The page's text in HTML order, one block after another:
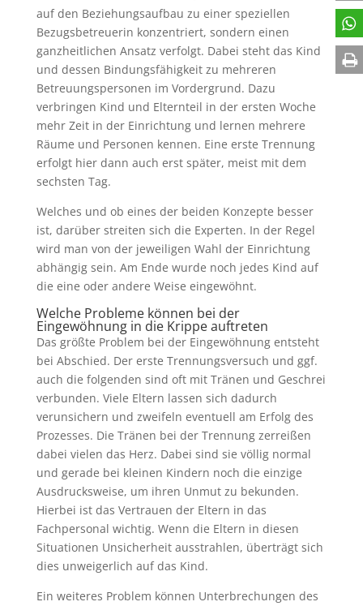
auf den Beziehungsaufbau zu einer speziellen
Bezugsbetreuerin konzentriert, sondern einen
ganzheitlichen Ansatz verfolgt. Dabei steht das Kind
und dessen Bindungsfähigkeit zu mehreren
Betreuungspersonen im Vordergrund. Dazu
verbringen Kind und Elternteil in der ersten Woche
mehr Zeit in der Einrichtung und lernen mehrere
Räume und Personen kennen. Eine erste Trennung
erfolgt hier dann auch erst später, meist mit dem
sechsten Tag.
Welches und ob eines der beiden Konzepte besser
ist, darüber streiten sich die Experten. In der Regel
wird man von der jeweiligen Wahl der Einrichtung
abhängig sein. Am Ende wurde noch jedes Kind auf
die eine oder andere Weise eingewöhnt.
Welche Probleme können bei der
Eingewöhnung in die Krippe auftreten
Das größte Problem bei der Eingewöhnung entsteht
bei Abschied. Der erste Trennungsversuch und ggf.
auch die folgenden sind oft mit Tränen und Geschrei
verbunden. Viele Eltern lassen sich dadurch
verunsichern und zweifeln eventuell am Erfolg des
Prozesses. Die Tränen bei der Trennung zerreißen
dabei vielen das Herz. Dabei sind sie völlig normal
und gerade bei kleinen Kindern noch die einzige
Ausdrucksweise, um ihren Unmut zu bekunden.
Hierbei ist das Vertrauen der Eltern in das
Fachpersonal wichtig. Wenn die Eltern in diesen
Situationen Unsicherheit ausstrahlen, überträgt sich
dies unweigerlich auf das Kind.
Ein weiteres Problem können Unterbrechungen des